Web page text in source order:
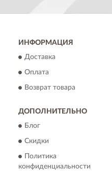
ИНФОРМАЦИЯ
Доставка
Оплата
Возврат товара
ДОПОЛНИТЕЛЬНО
Блог
Скидки
Политика
конфиденциальности